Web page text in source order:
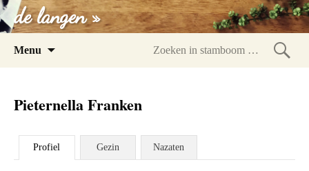
de langen »
Menu
Pieternella Franken
Profiel Gezin Nazaten